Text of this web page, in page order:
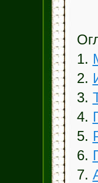
1.
2.
3.
4.
5.
6.
7.